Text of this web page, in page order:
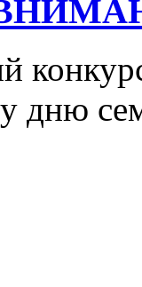
дню